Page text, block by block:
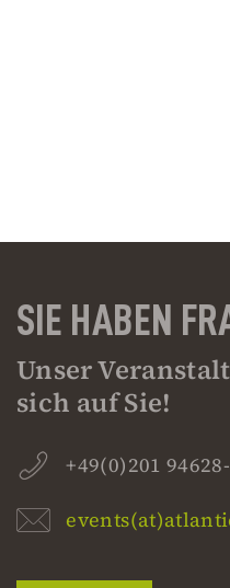
SIE HABEN
Unser
sich auf Sie!
+49(0)201